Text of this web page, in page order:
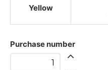
Yellow
Purchase number